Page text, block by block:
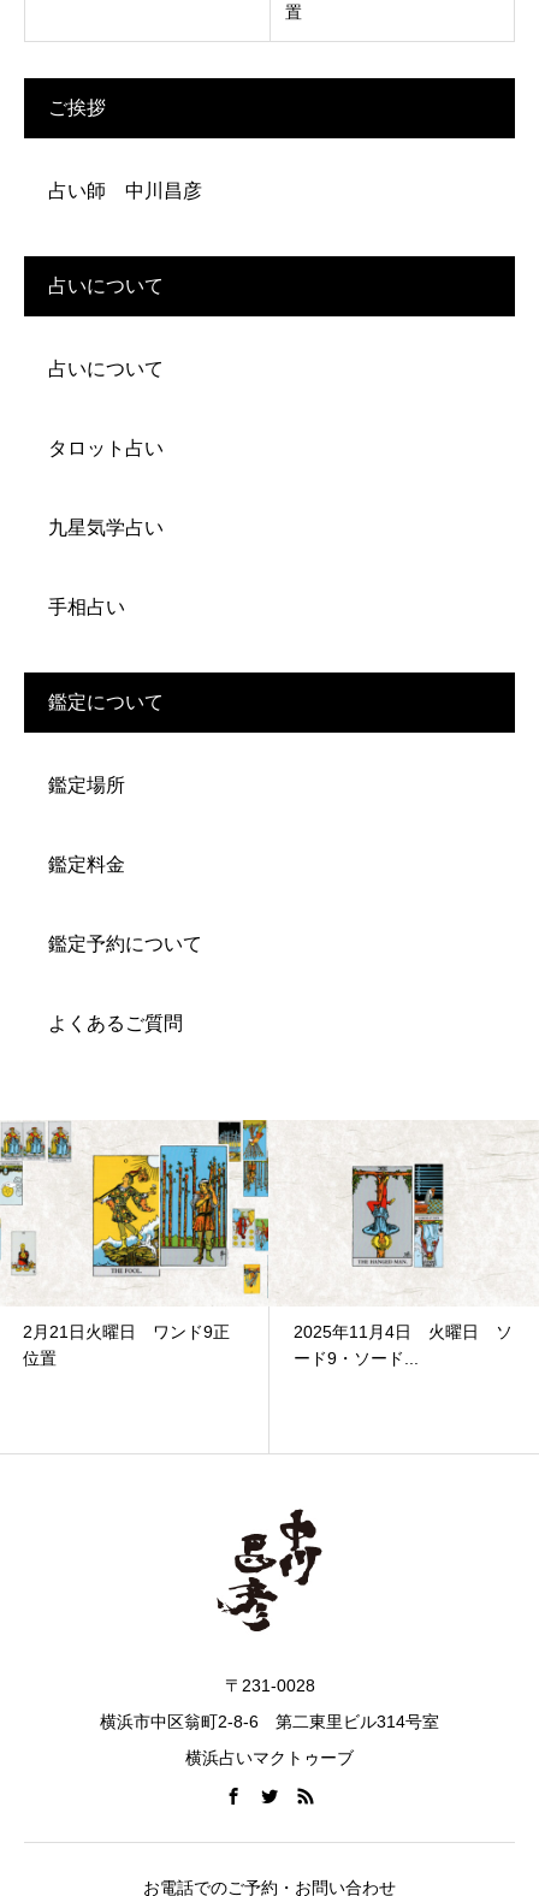
置
ご挨拶
占い師 中川昌彦
占いについて
占いについて
タロット占い
九星気学占い
手相占い
鑑定について
鑑定場所
鑑定料金
鑑定予約について
よくあるご質問
2月21日火曜日 ワンド9正
位置
2025年11月4日 火曜日 ソ
ード9・ソード...
〒231-0028
横浜市中区翁町2-8-6 第二東里ビル314号室
横浜占いマクトゥーブ
お電話でのご予約・お問い合わせ